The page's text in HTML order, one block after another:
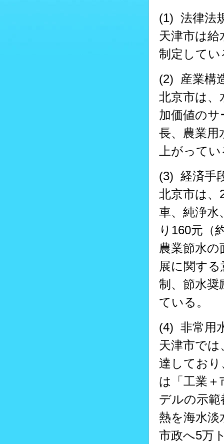
(1) 法律法
天津市は給
制定してい
(2) 産業構
北京市は、
加価値の
長、農業用
上がって
(3) 経済手
北京市は、
車、純浄水
り160元（
農業節水
展に関す
制、節水奨
ている。
(4) 非常用
天津市では
達してお
は「工業＋
デルの示範
熱を海水淡
市政へ5万